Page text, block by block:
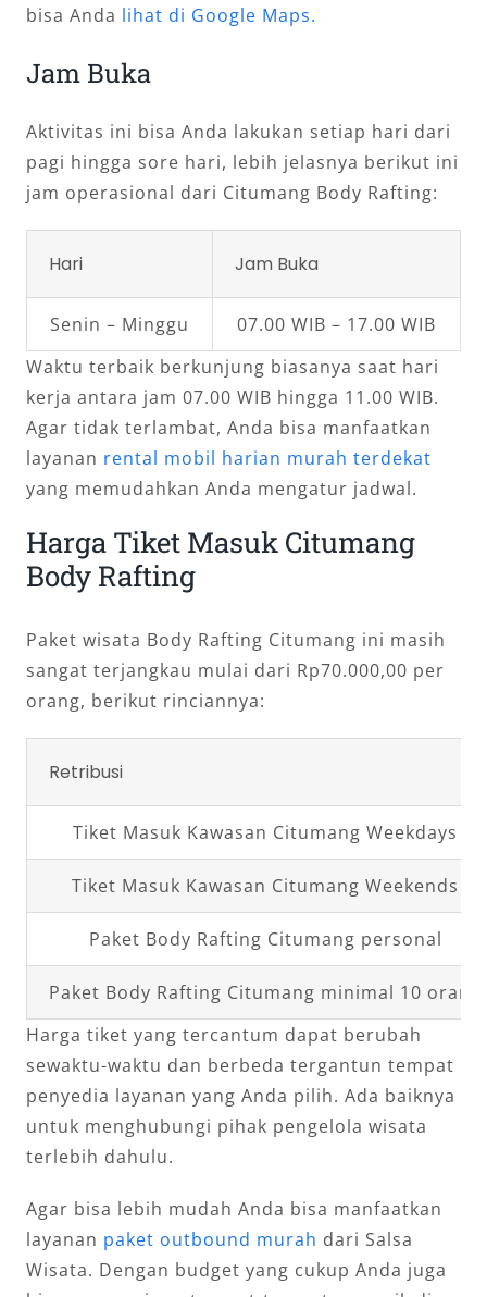
bisa Anda lihat di Google Maps.
Jam Buka
Aktivitas ini bisa Anda lakukan setiap hari dari
pagi hingga sore hari, lebih jelasnya berikut ini
jam operasional dari Citumang Body Rafting:
Hari Jam Buka
Senin – Minggu
07.00 WIB – 17.00 WIB
Waktu terbaik berkunjung biasanya saat hari
kerja antara jam 07.00 WIB hingga 11.00 WIB.
Agar tidak terlambat, Anda bisa manfaatkan
layanan rental mobil harian murah terdekat
yang memudahkan Anda mengatur jadwal.
Harga Tiket Masuk Citumang
Body Rafting
Paket wisata Body Rafting Citumang ini masih
sangat terjangkau mulai dari Rp70.000,00 per
orang, berikut rinciannya:
Retribusi
Tiket Masuk Kawasan Citumang Weekdays
Tiket Masuk Kawasan Citumang Weekends
Paket Body Rafting Citumang personal
Paket Body Rafting Citumang minimal 10 orang
Harga tiket yang tercantum dapat berubah
sewaktu-waktu dan berbeda tergantun tempat
penyedia layanan yang Anda pilih. Ada baiknya
untuk menghubungi pihak pengelola wisata
terlebih dahulu.
Agar bisa lebih mudah Anda bisa manfaatkan
layanan paket outbound murah dari Salsa
Wisata. Dengan budget yang cukup Anda juga